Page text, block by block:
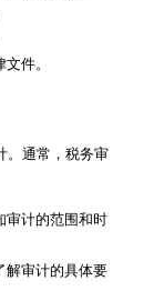
件。
。通常，税务审
审计的范围和时
解审计的具体要